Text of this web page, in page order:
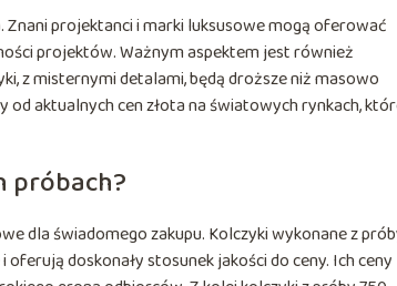
projektanci i marki luksusowe mogą oferować
projektów. Ważnym aspektem jest również
z misternymi detalami, będą droższe niż masowo
aktualnych cen złota na światowych rynkach,
próbach?
dla świadomego zakupu. Kolczyki wykonane z
doskonały stosunek jakości do ceny. Ich ceny